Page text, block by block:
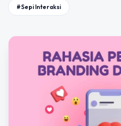
#Sepi Interaksi